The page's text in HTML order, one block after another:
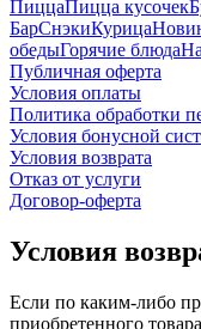
ПиццаПицца кусочек
БарСнэкиКурица
обедыГорячие блюда
Публичная оферта
Условия оплаты
Политика обработки
Условия бонусной
Условия возврата
Отказ от услуги
Договор-оферта
Условия
Если по каким-либо
приобретенного